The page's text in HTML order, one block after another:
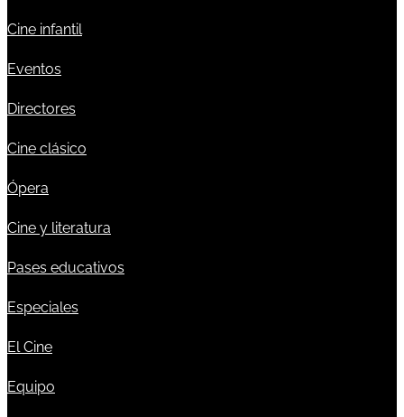
Cine infantil
Eventos
Directores
Cine clásico
Ópera
Cine y literatura
Pases educativos
Especiales
El Cine
Equipo